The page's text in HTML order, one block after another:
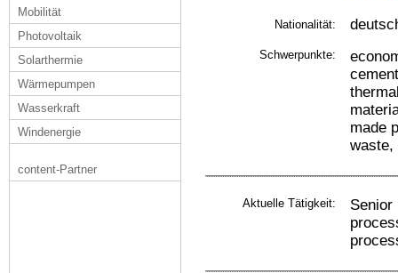
Mobilität
Photovoltaik
Solarthermie
Wärmepumpen
Wasserkraft
Windenergie
content-Partner
Nationalität:
Schwerpunkte:
made
waste,
Aktuelle Tätigkeit:
Senior